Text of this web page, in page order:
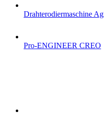
Drahterodiermaschine
Pro-ENGINEER CREO